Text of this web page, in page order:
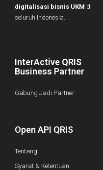
digitalisasi bisnis UKM di
seluruh Indonesia.
InterActive QRIS
Business Partner
Gabung Jadi Partner
Open API QRIS
Tentang
Syarat & Ketentuan